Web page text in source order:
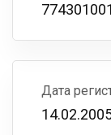
774301001
Дата